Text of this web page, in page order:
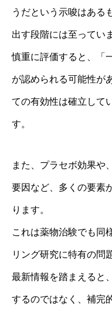
うだという示唆はある
出す段階には至ってい
慎重に評価すると、「
が認められる可能性が
ての有効性は確立して
す。
また、プラセボ効果や
要因など、多くの要素
ります。
これは薬物治験でも同
リング研究に特有の問
最新情報を踏まえると
するのではなく、補完